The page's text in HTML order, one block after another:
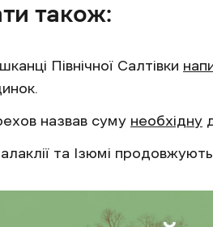
також:
Північної Салтівки
назвав суму необхідну
та Ізюмі продовжують